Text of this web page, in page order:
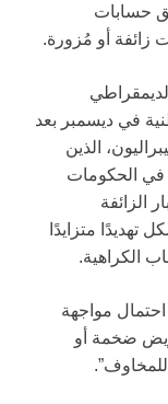
حسابات
زائفة أو مُزورة.
في ديسمبر بعد
الذين
في الحكومات
الزائفة
تهديدًا متزايدًا
الكراهية.
مواجهة
ضخمة أو
للمخاوف”.